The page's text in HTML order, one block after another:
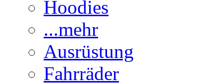
Hoodies
...mehr
Ausrüstung
Fahrräder